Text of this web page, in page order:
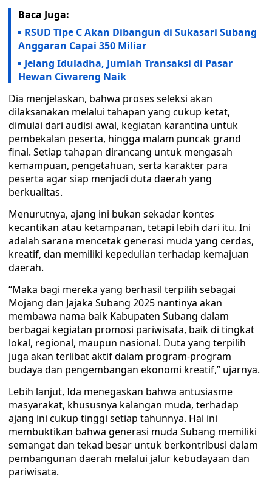
Baca Juga:
RSUD Tipe C Akan Dibangun di Sukasari Subang
Anggaran Capai 350 Miliar
Jelang Iduladha, Jumlah Transaksi di Pasar
Hewan Ciwareng Naik
Dia menjelaskan, bahwa proses seleksi akan
dilaksanakan melalui tahapan yang cukup ketat,
dimulai dari audisi awal, kegiatan karantina untuk
pembekalan peserta, hingga malam puncak grand
final. Setiap tahapan dirancang untuk mengasah
kemampuan, pengetahuan, serta karakter para
peserta agar siap menjadi duta daerah yang
berkualitas.
Menurutnya, ajang ini bukan sekadar kontes
kecantikan atau ketampanan, tetapi lebih dari itu. Ini
adalah sarana mencetak generasi muda yang cerdas,
kreatif, dan memiliki kepedulian terhadap kemajuan
daerah.
“Maka bagi mereka yang berhasil terpilih sebagai
Mojang dan Jajaka Subang 2025 nantinya akan
membawa nama baik Kabupaten Subang dalam
berbagai kegiatan promosi pariwisata, baik di tingkat
lokal, regional, maupun nasional. Duta yang terpilih
juga akan terlibat aktif dalam program-program
budaya dan pengembangan ekonomi kreatif,” ujarnya.
Lebih lanjut, Ida menegaskan bahwa antusiasme
masyarakat, khususnya kalangan muda, terhadap
ajang ini cukup tinggi setiap tahunnya. Hal ini
membuktikan bahwa generasi muda Subang memiliki
semangat dan tekad besar untuk berkontribusi dalam
pembangunan daerah melalui jalur kebudayaan dan
pariwisata.